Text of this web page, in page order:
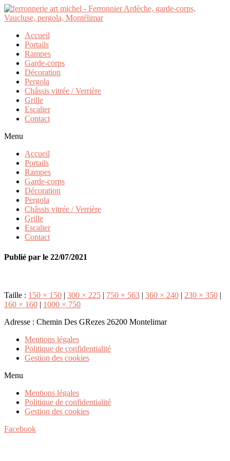
Accueil
Portails
Rampes
Garde-corps
Décoration
Pergola
Châssis vitrée / Verrière
Grille
Escalier
Contact
Menu
Accueil
Portails
Rampes
Garde-corps
Décoration
Pergola
Châssis vitrée / Verrière
Grille
Escalier
Contact
Publié par le 22/07/2021
Taille : 150 × 150 | 300 × 225 | 750 × 563 | 360 × 240 | 230 × 350 |
160 × 160 | 1000 × 750
Adresse : Chemin Des GRezes 26200 Montelimar
Mentions légales
Politique de confidentialité
Gestion des cookies
Menu
Mentions légales
Politique de confidentialité
Gestion des cookies
Facebook